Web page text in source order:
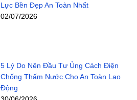
Lực Bền Đẹp An Toàn Nhất
02/07/2026
5 Lý Do Nên Đầu Tư Ủng Cách Điện
Chống Thấm Nước Cho An Toàn Lao
Động